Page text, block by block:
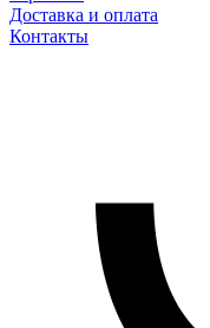
Доставка и оплата
Контакты